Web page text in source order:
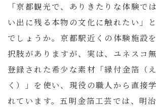
「京都観光で、ありきたりな体験で
い出に残る本物の文化に触れたい」
でしょうか。京都駅近くの体験施設
択肢がありますが、実は、ユネスコ
登録された希少な素材「縁付金箔（
く）」を使い、現役の職人から直接
れています。 五明金箔工芸では、明